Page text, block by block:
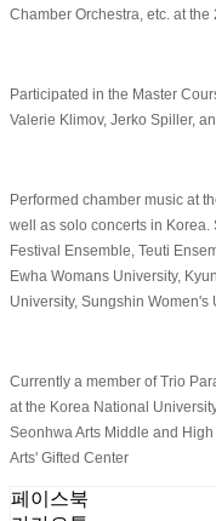
Chamber Orchestra, etc. at
Participated in the Master
Valerie Klimov, Jerko Spiller,
Performed chamber music at
well as solo concerts in Korea.
Festival Ensemble, Teuti
Ewha Womans University,
University, Sungshin Women's
Currently a member of Trio
at the Korea National
Seonhwa Arts Middle and
Arts' Gifted Center
페이스북